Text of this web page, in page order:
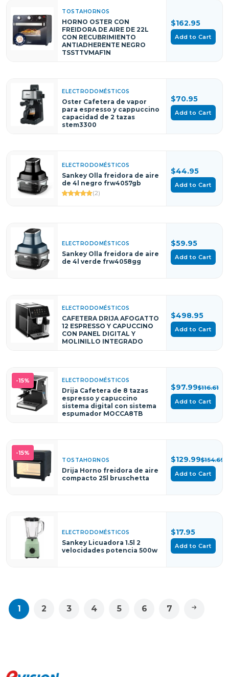
TOSTAHORNOS
HORNO OSTER CON
FREIDORA DE AIRE DE 22L
CON RECUBRIMIENTO
ANTIADHERENTE NEGRO
TSSTTVMAF1N
$162.95
Add to Cart
ELECTRODOMÉSTICOS
Oster Cafetera de vapor
para espresso y cappuccino
capacidad de 2 tazas
stem3300
$70.95
Add to Cart
ELECTRODOMÉSTICOS
Sankey Olla freidora de aire
de 4l negro frw4057gb
(2)
$44.95
Add to Cart
ELECTRODOMÉSTICOS
Sankey Olla freidora de aire
de 4l verde frw4058gg
$59.95
Add to Cart
ELECTRODOMÉSTICOS
CAFETERA DRIJA AFOGATTO
12 ESPRESSO Y CAPUCCINO
CON PANEL DIGITAL Y
MOLINILLO INTEGRADO
$498.95
Add to Cart
-15% ELECTRODOMÉSTICOS
Drija Cafetera de 8 tazas
espresso y capuccino
sistema digital con sistema
espumador MOCCA8TB
$97.99$116.61
Add to Cart
-15%
TOSTAHORNOS
Drija Horno freidora de aire
compacto 25l bruschetta
$129.99$154.69
Add to Cart
ELECTRODOMÉSTICOS
Sankey Licuadora 1.5l 2
velocidades potencia 500w
$17.95
Add to Cart
1 2 3 4 5 6 7